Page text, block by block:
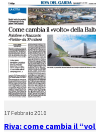
17 Febbraio 2016
Riva: come cambia il